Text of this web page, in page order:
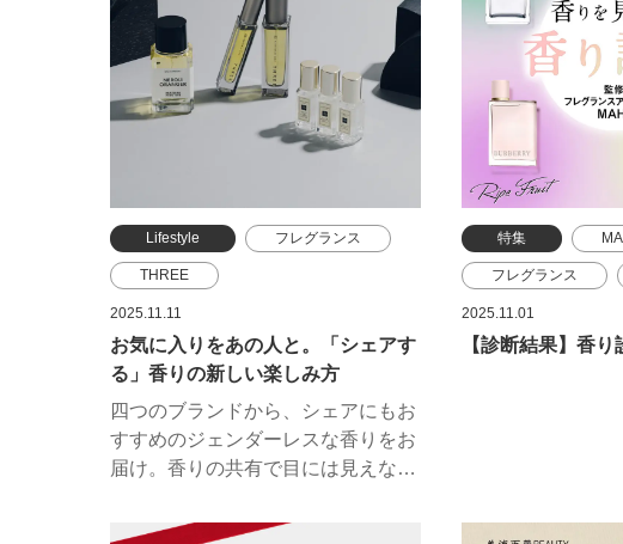
Lifestyle フレグランス
THREE
ジョー マローン ロンドン
イヴ・サンローラン・ボーテ
マティエール プルミエール
2025.11.11
お気に入りをあの人と。「シェアす
る」香りの新しい楽しみ方
四つのブランドから、シェアにもお
すすめのジェンダーレスな香りをお
届け。香りの共有で目には見えない
んでみませんか？
特集
フレグランス
ジバンシイ ビューテ
プラダ ビューティ
2025.11.01
【診断結果】香り